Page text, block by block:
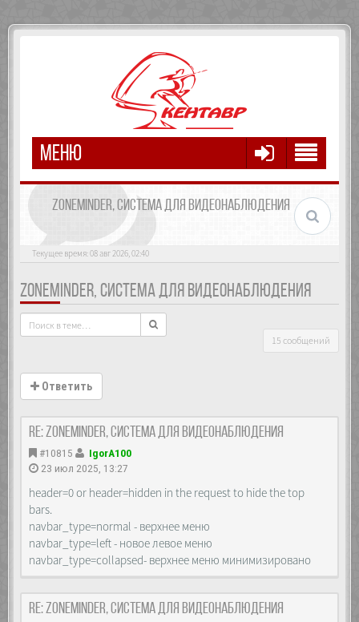
МЕНЮ
ZONEMINDER, СИСТЕМА ДЛЯ ВИДЕОНАБЛЮДЕНИЯ
Текущее время: 08 авг 2026, 02:40
ZONEMINDER, СИСТЕМА ДЛЯ ВИДЕОНАБЛЮДЕНИЯ
15 сообщений
Ответить
Re: Zoneminder, система для видеонаблюдения
#10815
IgorA100
23 июл 2025, 13:27
header=0 or header=hidden in the request to hide the top
bars.
navbar_type=normal - верхнее меню
navbar_type=left - новое левое меню
navbar_type=collapsed- верхнее меню минимизировано
Re: Zoneminder, система для видеонаблюдения